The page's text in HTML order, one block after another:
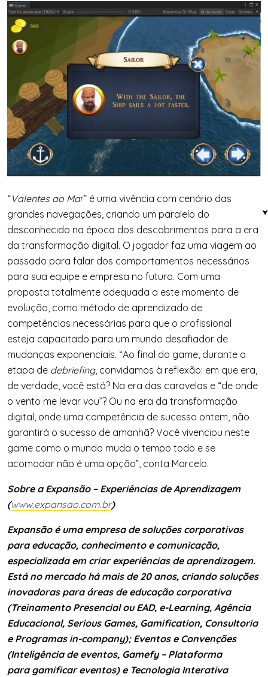
“Valentes ao Mar” é uma vivência com cenário das
grandes navegações, criando um paralelo do
desconhecido na época dos descobrimentos para a era
da transformação digital. O jogador faz uma viagem ao
passado para falar dos comportamentos necessários
para sua equipe e empresa no futuro. Com uma
proposta totalmente adequada a este momento de
evolução, como método de aprendizado de
competências necessárias para que o profissional
esteja capacitado para um mundo desafiador de
mudanças exponenciais. “Ao final do game, durante a
etapa de debriefing, convidamos à reflexão: em que era,
de verdade, você está? Na era das caravelas e “de onde
o vento me levar vou”? Ou na era da transformação
digital, onde uma competência de sucesso ontem, não
garantirá o sucesso de amanhã? Você vivenciou neste
game como o mundo muda o tempo todo e se
acomodar não é uma opção”, conta Marcelo.
Sobre a Expansão – Experiências de Aprendizagem
(www.expansao.com.br)
Expansão é uma empresa de soluções corporativas
para educação, conhecimento e comunicação,
especializada em criar experiências de aprendizagem.
Está no mercado há mais de 20 anos, criando soluções
inovadoras para áreas de educação corporativa
(Treinamento Presencial ou EAD, e-Learning, Agência
Educacional, Serious Games, Gamification, Consultoria
e Programas in-company); Eventos e Convenções
(Inteligência de eventos, Gamefy – Plataforma
para gamificar eventos) e Tecnologia Interativa